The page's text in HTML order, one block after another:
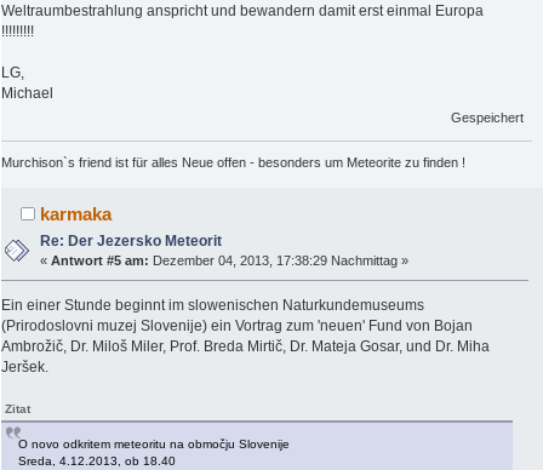
Weltraumbestrahlung anspricht und bewandern damit erst einmal Europa
!!!!!!!!!
LG,
Michael
Gespeichert
Murchison`s friend ist für alles Neue offen - besonders um Meteorite zu finden !
karmaka
Re: Der Jezersko Meteorit
«Antwort #5 am: Dezember 04, 2013, 17:38:29 Nachmittag »
Ein einer Stunde beginnt im slowenischen Naturkundemuseums
(Prirodoslovni muzej Slovenije) ein Vortrag zum 'neuen' Fund von Bojan
Ambrožič, Dr. Miloš Miler, Prof. Breda Mirtič, Dr. Mateja Gosar, und Dr. Miha
Jeršek.
Zitat
O novo odkritem meteoritu na območju Slovenije
Sreda, 4.12.2013, ob 18.40